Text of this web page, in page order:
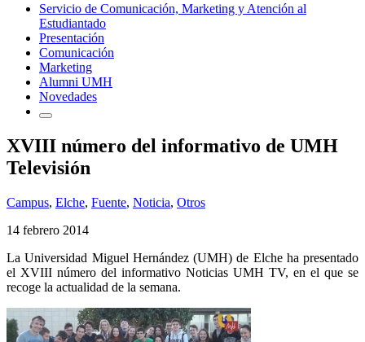
Servicio de Comunicación, Marketing y Atención al
Estudiantado
Presentación
Comunicación
Marketing
Alumni UMH
Novedades
XVIII número del informativo de UMH
Televisión
Campus, Elche, Fuente, Noticia, Otros
14 febrero 2014
La Universidad Miguel Hernández (UMH) de Elche ha presentado
el XVIII número del informativo Noticias UMH TV, en el que se
recoge la actualidad de la semana.